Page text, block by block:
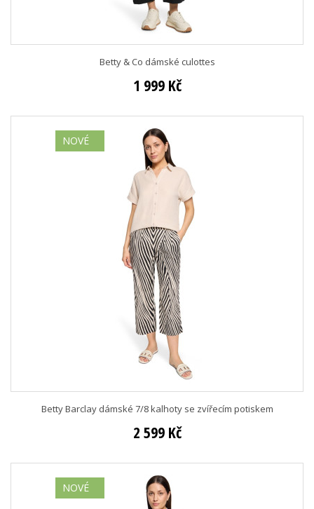
Betty & Co dámské culottes
1 999 Kč
NOVÉ
Betty Barclay dámské 7/8 kalhoty se zvířecím potiskem
2 599 Kč
NOVÉ